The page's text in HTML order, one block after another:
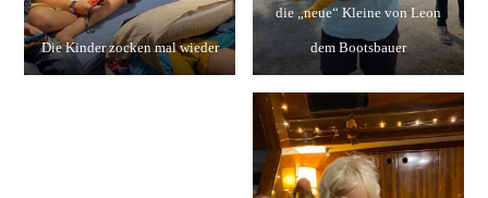
Die Kinder zocken mal wieder
die „neue“ Kleine von Leon
dem Bootsbauer